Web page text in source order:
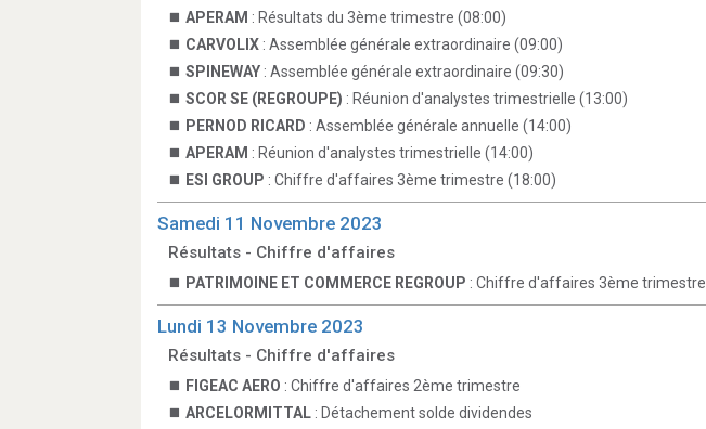
APERAM : Résultats du 3ème trimestre (08:00)
CARVOLIX : Assemblée générale extraordinaire (09:00)
SPINEWAY : Assemblée générale extraordinaire (09:30)
SCOR SE (REGROUPE) : Réunion d'analystes trimestrielle (13:00)
PERNOD RICARD : Assemblée générale annuelle (14:00)
APERAM : Réunion d'analystes trimestrielle (14:00)
ESI GROUP : Chiffre d'affaires 3ème trimestre (18:00)
Samedi 11 Novembre 2023
Résultats - Chiffre d'affaires
PATRIMOINE ET COMMERCE REGROUP : Chiffre d'affaires 3ème trimestre
Lundi 13 Novembre 2023
Résultats - Chiffre d'affaires
FIGEAC AERO : Chiffre d'affaires 2ème trimestre
ARCELORMITTAL : Détachement solde dividendes